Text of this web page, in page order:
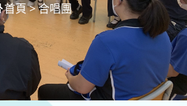
首頁>合唱團